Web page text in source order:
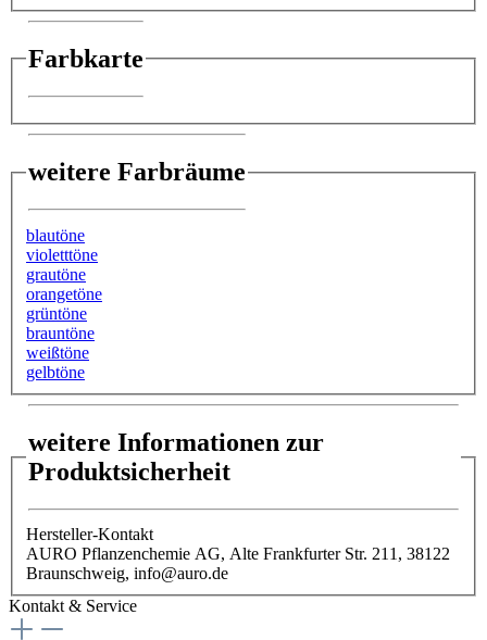
Farbkarte
weitere Farbräume
blautöne
violetttöne
grautöne
orangetöne
grüntöne
brauntöne
weißtöne
gelbtöne
weitere Informationen zur
Produktsicherheit
Hersteller-Kontakt
AURO Pflanzenchemie AG, Alte Frankfurter Str. 211, 38122
Braunschweig, info@auro.de
Kontakt & Service